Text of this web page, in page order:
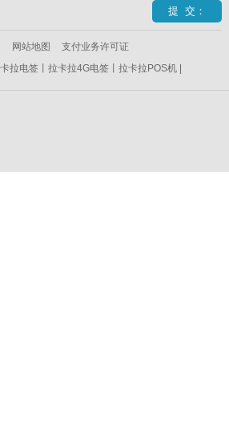
网站地图
支付业务许可证
拉电签丨拉卡拉4G电签丨拉卡拉POS机 |